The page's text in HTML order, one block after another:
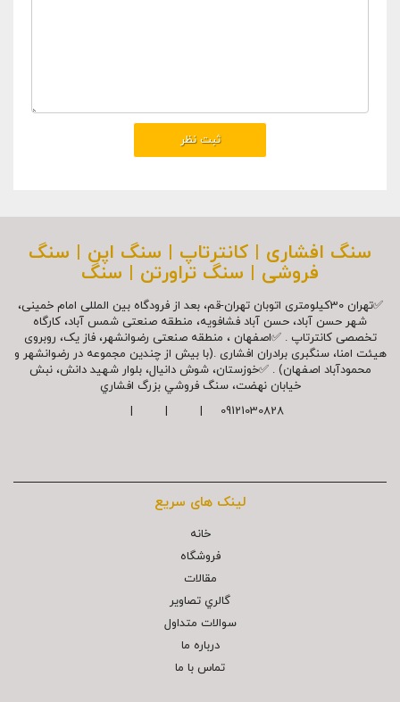
سنگ افشاری | کانترتاپ | سنگ اپن | سنگ
فروشی | سنگ تراورتن | سنگ
✅تهران 30کیلومتری اتوبان تهران-قم، بعد از فرودگاه بین المللی امام خمینی،
شهر حسن آباد، حسن آباد فشافویه، منطقه صنعتی شمس آباد، کارگاه
تخصصی کانترتاپ . ✅اصفهان ، منطقه صنعتی رضوانشهر، فاز یک، روبروی
هیئت امنا، سنگبری برادران افشاری .(با بیش از چندین مجموعه در رضوانشهر و
محمودآباد اصفهان) . ✅خوزستان، شوش دانیال، بلوار شهيد دانش، نبش
خیابان نهضت، سنگ فروشي بزرگ افشاري
09121030828 | | |
لینک های سریع
خانه
فروشگاه
مقالات
گالري تصاوير
سوالات متداول
درباره ما
تماس با ما